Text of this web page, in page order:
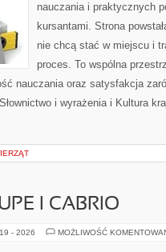
nauczania i praktycznych
kursantami. Strona
nie chcą stać w miejscu i
proces. To wspólna
nauczania oraz satysfakcja
i wyrażenia i Kultura
I CABRIO
- 2026 MOŻLIWOŚĆ